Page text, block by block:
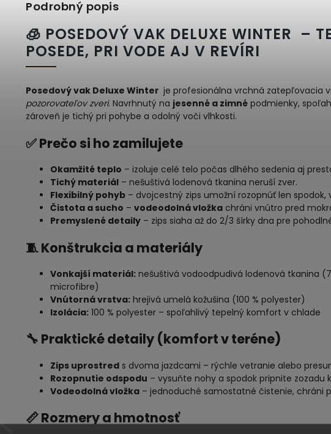
Podrobný popis
🧊 POSEDOVÝ VAK DELUXE WINTER –
POSEDE, PRI VODE AJ V REVÍRI
Posedový vak Deluxe Winter je profesionálna vrchná zatepľovacia
pozorovateľov zveri. Navrhnutý na jesenné a zimné podmienky,
zároveň je tichý pri pohybe a odolný voči vlhkosti.
✅ Prečo si ho zamilujete
Okamžité teplo – izoluje celé telo počas dlhého sedenia aj
Tichý materiál – nešuštivá lodenová tkanina neruší zver.
Flexibilný pohyb – dvojcestný zips umožní rozopnúť len spodok,
Čistota a sucho – vodeodolná vložka chráni vnútro pred
Premyslené detaily – zips siaha až do 2/3 šírky dna pre
🧵 Konštrukcia a materiály
Vonkajší materiál: nešuštivá vodoodpudivá lodenová tkanina
microfibre)
Vnútorná vrstva: hrejivá umelá kožušina (100 % polyester)
Izolácia: 100 % polyester – spoľahlivý tepelný komfort v chlade
🔧 Praktické detaily (komfort v teréne)
Zips uprostred s dvoma jazdcami – rýchle vetranie alebo
Rozopnutie odspodu – vysuňte nohy a spodok pripnite zozadu
Vodeodolná vložka – jednoduché samostatné čistenie, chráni
📏 Rozmery a hmotnosť